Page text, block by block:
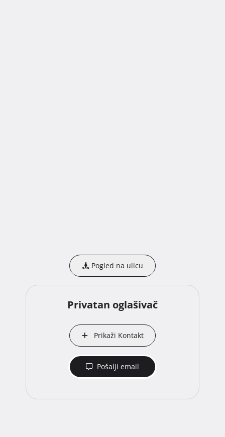
Pogled na ulicu
Privatan oglašivač
Prikaži Kontakt
Pošalji email